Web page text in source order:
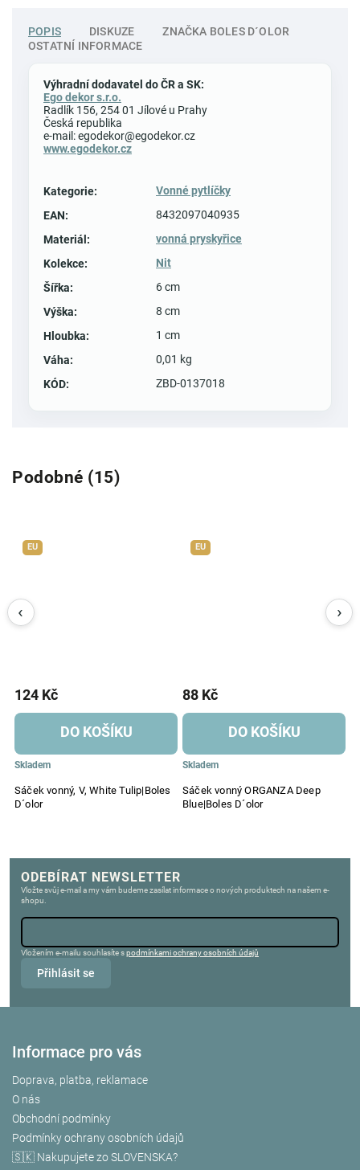
POPIS DISKUZE ZNAČKA BOLES D´OLOR
OSTATNÍ INFORMACE
Výhradní dodavatel do ČR a SK:
Ego dekor s.r.o.
Radlík 156, 254 01 Jílové u Prahy
Česká republika
e-mail: egodekor@egodekor.cz
www.egodekor.cz
Kategorie:
Vonné pytlíčky
EAN:
8432097040935
Materiál :
vonná pryskyřice
Kolekce:
Nit
Šířka:
6 cm
Výška:
8 cm
Hloubka:
1 cm
Váha:
0,01 kg
KÓD: ZBD-0137018
Podobné (15)
EU
Sáček vonný, V, White Tulip|Boles
D´olor
Skladem
124 Kč
DO KOŠÍKU
EU
Sáček vonný ORGANZA Deep
Blue|Boles D´olor
Skladem
88 Kč
DO KOŠÍKU
ODEBÍRAT NEWSLETTER
Vložte svůj e-mail a my vám budeme zasílat informace o nových produktech na našem e-
shopu.
Vložením e-mailu souhlasíte spodmínkami ochrany osobních údajů
Přihlásit se
Informace pro vás
Doprava, platba, reklamace
O nás
Obchodní podmínky
Podmínky ochrany osobních údajů
🇸🇰 Nakupujete zo SLOVENSKA?